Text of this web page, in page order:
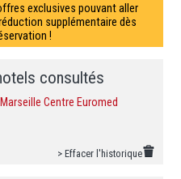
exclusives pouvant aller
supplémentaire dès
!
consultés
Marseille Centre Euromed
> Effacer l'historique